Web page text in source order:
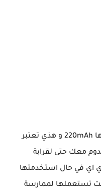
تاتينا ببطارية سعتها 220mAh و هذي تعتبر
معك حتى لقرابة
اي في حال استخدمتها
تستعملها لممارسة